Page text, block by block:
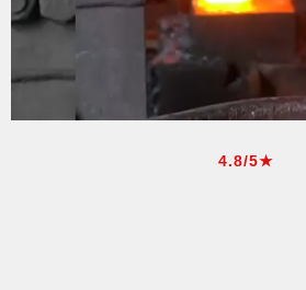
4.8/5★